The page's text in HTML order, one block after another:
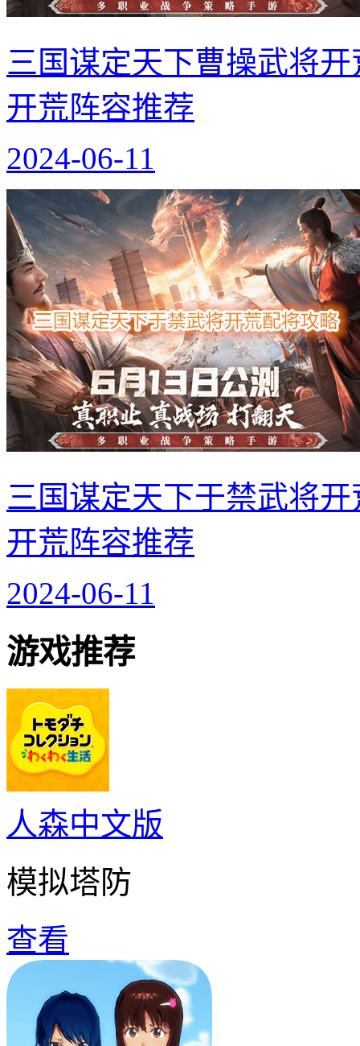
三国谋定天下曹操武将
开荒阵容推荐
2024-06-11
三国谋定天下于禁武将
开荒阵容推荐
2024-06-11
游戏推荐
人森中文版
模拟塔防
查看